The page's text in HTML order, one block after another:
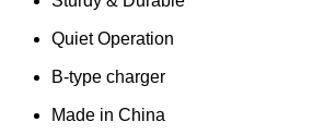
Quiet Operation
B-type charger
Made in China